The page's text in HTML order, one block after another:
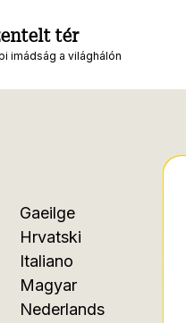
tér
imádság a világhálón
Gaeilge
Hrvatski
Italiano
Magyar
Nederlands